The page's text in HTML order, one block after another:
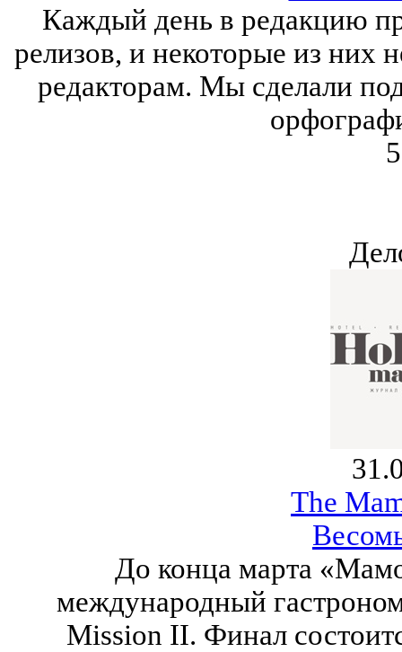
Каждый день в редакцию
релизов, и некоторые из них
редакторам. Мы сделали
The
До конца марта
международный
Mission II. Финал